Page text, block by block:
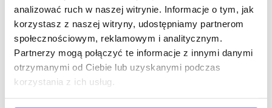
analizować ruch w naszej witrynie. Informacje o tym, jak
korzystasz z naszej witryny, udostępniamy partnerom
społecznościowym, reklamowym i analitycznym.
Partnerzy mogą połączyć te informacje z innymi danymi
otrzymanymi od Ciebie lub uzyskanymi podczas
korzystania z ich usług.
Dr hab. Maciej Gitling, prof. UR (Uniwersytet
Rzeszowski)
Dr hab. Monika Adamczyk, prof. KUL (Katolicki
Uniwersytet Lubelski Jana Pawła II)
Dr hab. Grzegorz Adamczyk (Katolicki Uniwersytet